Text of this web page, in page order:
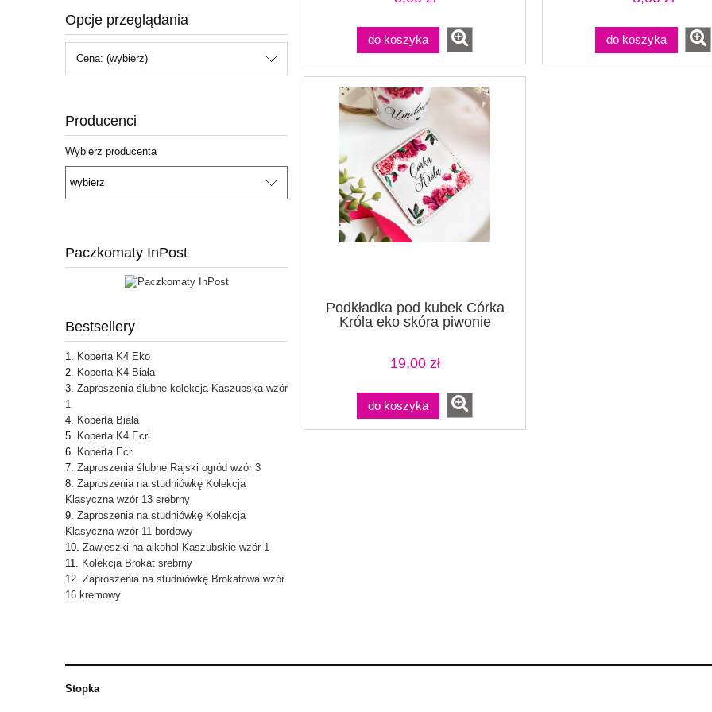
Opcje przeglądania
Cena: (wybierz)
Producenci
Wybierz producenta
Paczkomaty InPost
Bestsellery
Koperta K4 Eko
Koperta K4 Biała
Zaproszenia ślubne kolekcja Kaszubska wzór
1
Koperta Biała
Koperta K4 Ecri
Koperta Ecri
Zaproszenia ślubne Rajski ogród wzór 3
Zaproszenia na studniówkę Kolekcja
Klasyczna wzór 13 srebrny
Zaproszenia na studniówkę Kolekcja
Klasyczna wzór 11 bordowy
Zawieszki na alkohol Kaszubskie wzór 1
Kolekcja Brokat srebrny
Zaproszenia na studniówkę Brokatowa wzór
16 kremowy
do koszyka do koszyka
Podkładka pod kubek Córka
Króla eko skóra piwonie
19,00 zł
do koszyka
Stopka